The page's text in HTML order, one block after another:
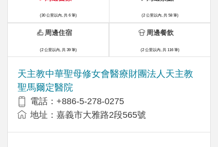
(30 公里以內, 共 6 筆)
天主教中華聖母修女會醫療財團法人天主教
聖馬爾定醫院
電話：+886-5-278-0275
地址：嘉義市大雅路2段565號
(2 公里以內, 共 58 筆)
周邊住宿
(2 公里以內, 共 39 筆)
周邊餐飲
(2 公里以內, 共 116 筆)